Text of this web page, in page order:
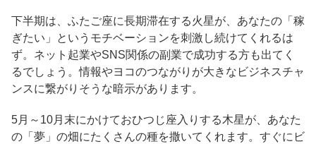
下半期は、ふたご座に長期滞在する火星が、あなたの「稼
ぎたい」というモチベーションを刺激し続けてくれるは
ず。ネット起業やSNS関係の副業で成功する方も出てく
るでしょう。情報やヨコのつながりが大きなビジネスチャ
ンスに繋がりそうな暗示があります。
5月～10月末にかけておひつじ座入りする木星が、あなた
の「夢」の畑にたくさんの種を撒いてくれます。すぐにビ